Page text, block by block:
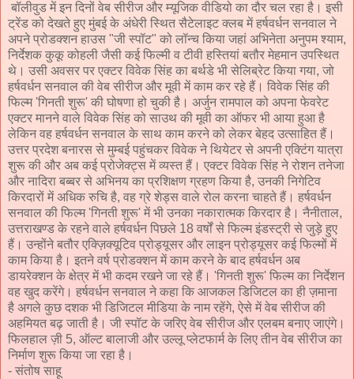
बॉलीवुड में इन दिनों वेब सीरीज और म्यूजिक वीडियो का दौर चल रहा है। इसी
ट्रेंड को देखते हुए मुंबई के अंधेरी स्थित सैटेलाइट क्लब में हर्षवर्धन सनवाल ने
अपने प्रोडक्शन हाउस "जी स्पॉट" को लॉन्च किया जहां अभिनेता अनुपम श्याम,
निर्देशक कुकू कोहली जैसी कई फिल्मी व टीवी हस्तियां बतौर मेहमान उपस्थित
थे। उसी अवसर पर एक्टर विवेक सिंह का बर्थडे भी सेलिब्रेट किया गया, जो
हर्षवर्धन सनवाल की वेब सीरीज और मूवी में काम कर रहे हैं। विवेक सिंह की
फिल्म 'गिनती शुरू' की घोषणा हो चुकी है। अर्जुन रामपाल को अपना फेवरेट
एक्टर मानने वाले विवेक सिंह को साउथ की मूवी का ऑफर भी आया हुआ है
लेकिन वह हर्षवर्धन सनवाल के साथ काम करने को लेकर बेहद उत्साहित हैं।
उत्तर प्रदेश बनारस से मुम्बई पहुंचकर विवेक ने थियेटर से अपनी एक्टिंग यात्रा
शुरू की और अब कई प्रोजेक्ट्स में व्यस्त हैं। एक्टर विवेक सिंह ने रोशन तनेजा
और नादिरा बब्बर से अभिनय का प्रशिक्षण ग्रहण किया है, उनकी निगेटिव
किरदारों में अधिक रुचि है, वह ग्रे शेड्स वाले रोल करना चाहते हैं। हर्षवर्धन
सनवाल की फिल्म 'गिनती शुरू' में भी उनका नकारात्मक किरदार है। नैनीताल,
उत्तराखण्ड के रहने वाले हर्षवर्धन पिछले 18 वर्षों से फिल्म इंडस्ट्री से जुड़े हुए
हैं। उन्होंने बतौर एक्ज़िक्यूटिव प्रोड्यूसर और लाइन प्रोड्यूसर कई फिल्मों में
काम किया है। इतने वर्ष प्रोडक्शन में काम करने के बाद हर्षवर्धन अब
डायरेक्शन के क्षेत्र में भी कदम रखने जा रहे हैं। 'गिनती शुरू' फिल्म का निर्देशन
वह खुद करेंगे। हर्षवर्धन सनवाल ने कहा कि आजकल डिजिटल का ही ज़माना
है अगले कुछ दशक भी डिजिटल मीडिया के नाम रहेंगे, ऐसे में वेब सीरीज की
अहमियत बढ़ जाती है। जी स्पॉट के जरिए वेब सीरीज और एलबम बनाए जाएंगे।
फिलहाल ज़ी 5, ऑल्ट बालाजी और उल्लू प्लेटफार्म के लिए तीन वेब सीरीज का
निर्माण शुरू किया जा रहा है।
- संतोष साहू